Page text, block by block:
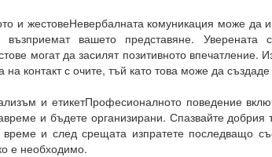
и жестовеНевербалната комуникация може да
възприемат вашето представяне. Уверената
могат да засилят позитивното впечатление.
контакт с очите, тъй като това може да създаде
и етикетПрофесионалното поведение
и бъдете организирани. Спазвайте добрия
време и след срещата изпратете последващо
е необходимо.